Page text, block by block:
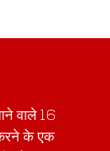
वाले 16
के एक